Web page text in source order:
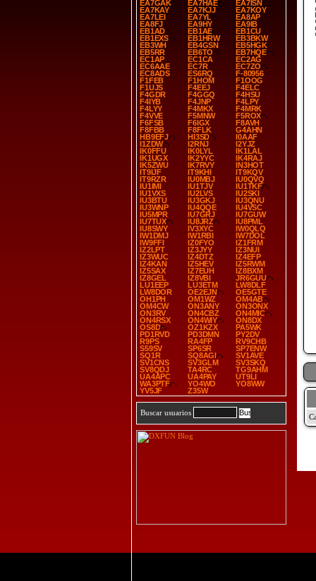
EA7GAK
EA7HAE
EA7ISN
EA7KAY
EA7KJJ
EA7KOY
EA7LEI
EA7YL
EA8AP
EA8FJ
EA9HY
EA9IB
EB1AD
EB1AE
EB1CU
EB1EXS
EB1HRW
EB3BKW
EB3WH
EB4GSN
EB5HGK
EB5RR
EB6TO
EB7HQE
EC1AP
EC1CA
EC2AG
EC6AAE
EC7R
EC7ZO
EC8ADS
ES6RQ
F-80956
F1FEB
F1HOM
F1OOG
F1UJS
F4EEJ
F4ELC
F4GDR
F4GGQ
F4HSU
F4IYB
F4JNP
F4LPY
F4LYY
F4MKX
F4MRK
F4VVE
F5MNW
F5ROX
F6FSB
F6IGX
F8AVH
F8FBB
F8FLK
G4AHN
HB9EFJ
HI3SD
I0AAF
I1ZDW
I2RNJ
I2YJZ
IK0FFU
IK0LYL
IK1LAL
IK1UGX
IK2YYC
IK4RAJ
IK5ZWU
IK7RVY
IN3HOT
IT9IJF
IT9KHI
IT9KQV
IT9RZR
IU0MBJ
IU0QVQ
IU1IMI
IU1TJV
IU1TKF
IU1VXS
IU2LVS
IU2SKI
IU3BTU
IU3GKJ
IU3QNU
IU3WNP
IU4QQE
IU4VSC
IU5MPR
IU7GRJ
IU7GUW
IU7TUX
IU8JRZ
IU8PML
IU8SWY
IV3XYC
IW0QLQ
IW1DMJ
IW1RBI
IW7DOL
IW9FFI
IZ0FYO
IZ1FRM
IZ2LPT
IZ3JYY
IZ3NUI
IZ3WUC
IZ4DTZ
IZ4EFP
IZ4KAN
IZ5HEV
IZ5RWM
IZ5SAX
IZ7EUH
IZ8BXM
IZ8GEL
IZ8VBI
JR6GUU
LU1EEP
LU3ETM
LW8DLF
LW8DOR
OE2EJN
OE5GTE
OH1PH
OM1WZ
OM4AB
OM4CW
ON3ANY
ON3ONX
ON3RV
ON4CBZ
ON4MIC
ON4RSX
ON4WIY
ON8DX
OS8D
OZ1KZX
PA5WK
PD1RVD
PD3DMN
PY2DV
R9PS
RA4FP
RV9CHB
S59SV
SP6SR
SP7ENW
SQ1R
SQ8AGI
SV1AVE
SV1CNS
SV3GLM
SV3SKQ
SV8QDJ
TA4RC
TG9AHM
UA4APC
UA4PAY
UT9LI
WA3PTF
YO4WO
YO8WW
YV5JF
Z35W
Buscar usuarios